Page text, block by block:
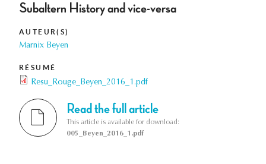
Subaltern History and vice-versa
AUTEUR(S)
Marnix Beyen
RÉSUMÉ
Resu_Rouge_Beyen_2016_1.pdf
Read the full article
This article is available for download:
005_Beyen_2016_1.pdf